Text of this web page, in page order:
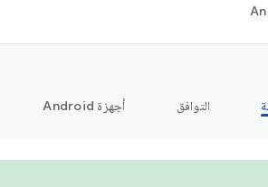
التوافق أجهزة Android